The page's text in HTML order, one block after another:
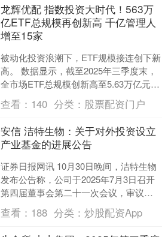
龙辉优配 指数投资大时代！563万
亿ETF总规模再创新高 千亿管理人
增至15家
被动化投资浪潮下，ETF规模接连创下新
高。 数据显示，截至2025年三季度末，
全市场ETF总规模创新高至5.63万亿元，
较前一季度末增加1.32万亿元。 新高
之....
查看： 140 分类： 股票配资门户
安信 洁特生物：关于对外投资设立
产业基金的进展公告
证券日报网讯 10月30日晚间，洁特生物
发布公告称，公司于2025年7月3日召开
第四届董事会第二十一次会议，审议通
过了《关于拟对外投资设立产业基金的
议案》。为深....
查看： 188 分类：炒股配资App